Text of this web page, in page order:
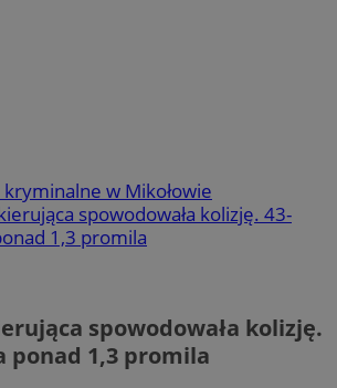
w Mikołowie
spowodowała kolizję. 43-
1,3 promila
spowodowała kolizję.
ponad 1,3 promila